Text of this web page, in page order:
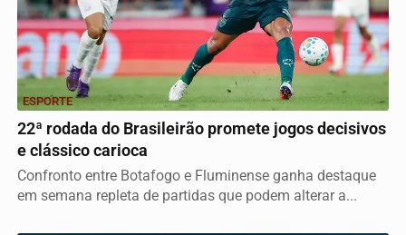
ESPORTE
22ª rodada do Brasileirão promete jogos decisivos
e clássico carioca
Confronto entre Botafogo e Fluminense ganha destaque
em semana repleta de partidas que podem alterar a...